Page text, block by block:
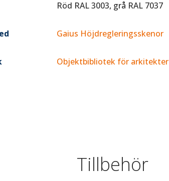
Röd RAL 3003, grå RAL 7037
Gaius Höjdregleringsskenor
Objektbibliotek för arkitekter
Tillbehör